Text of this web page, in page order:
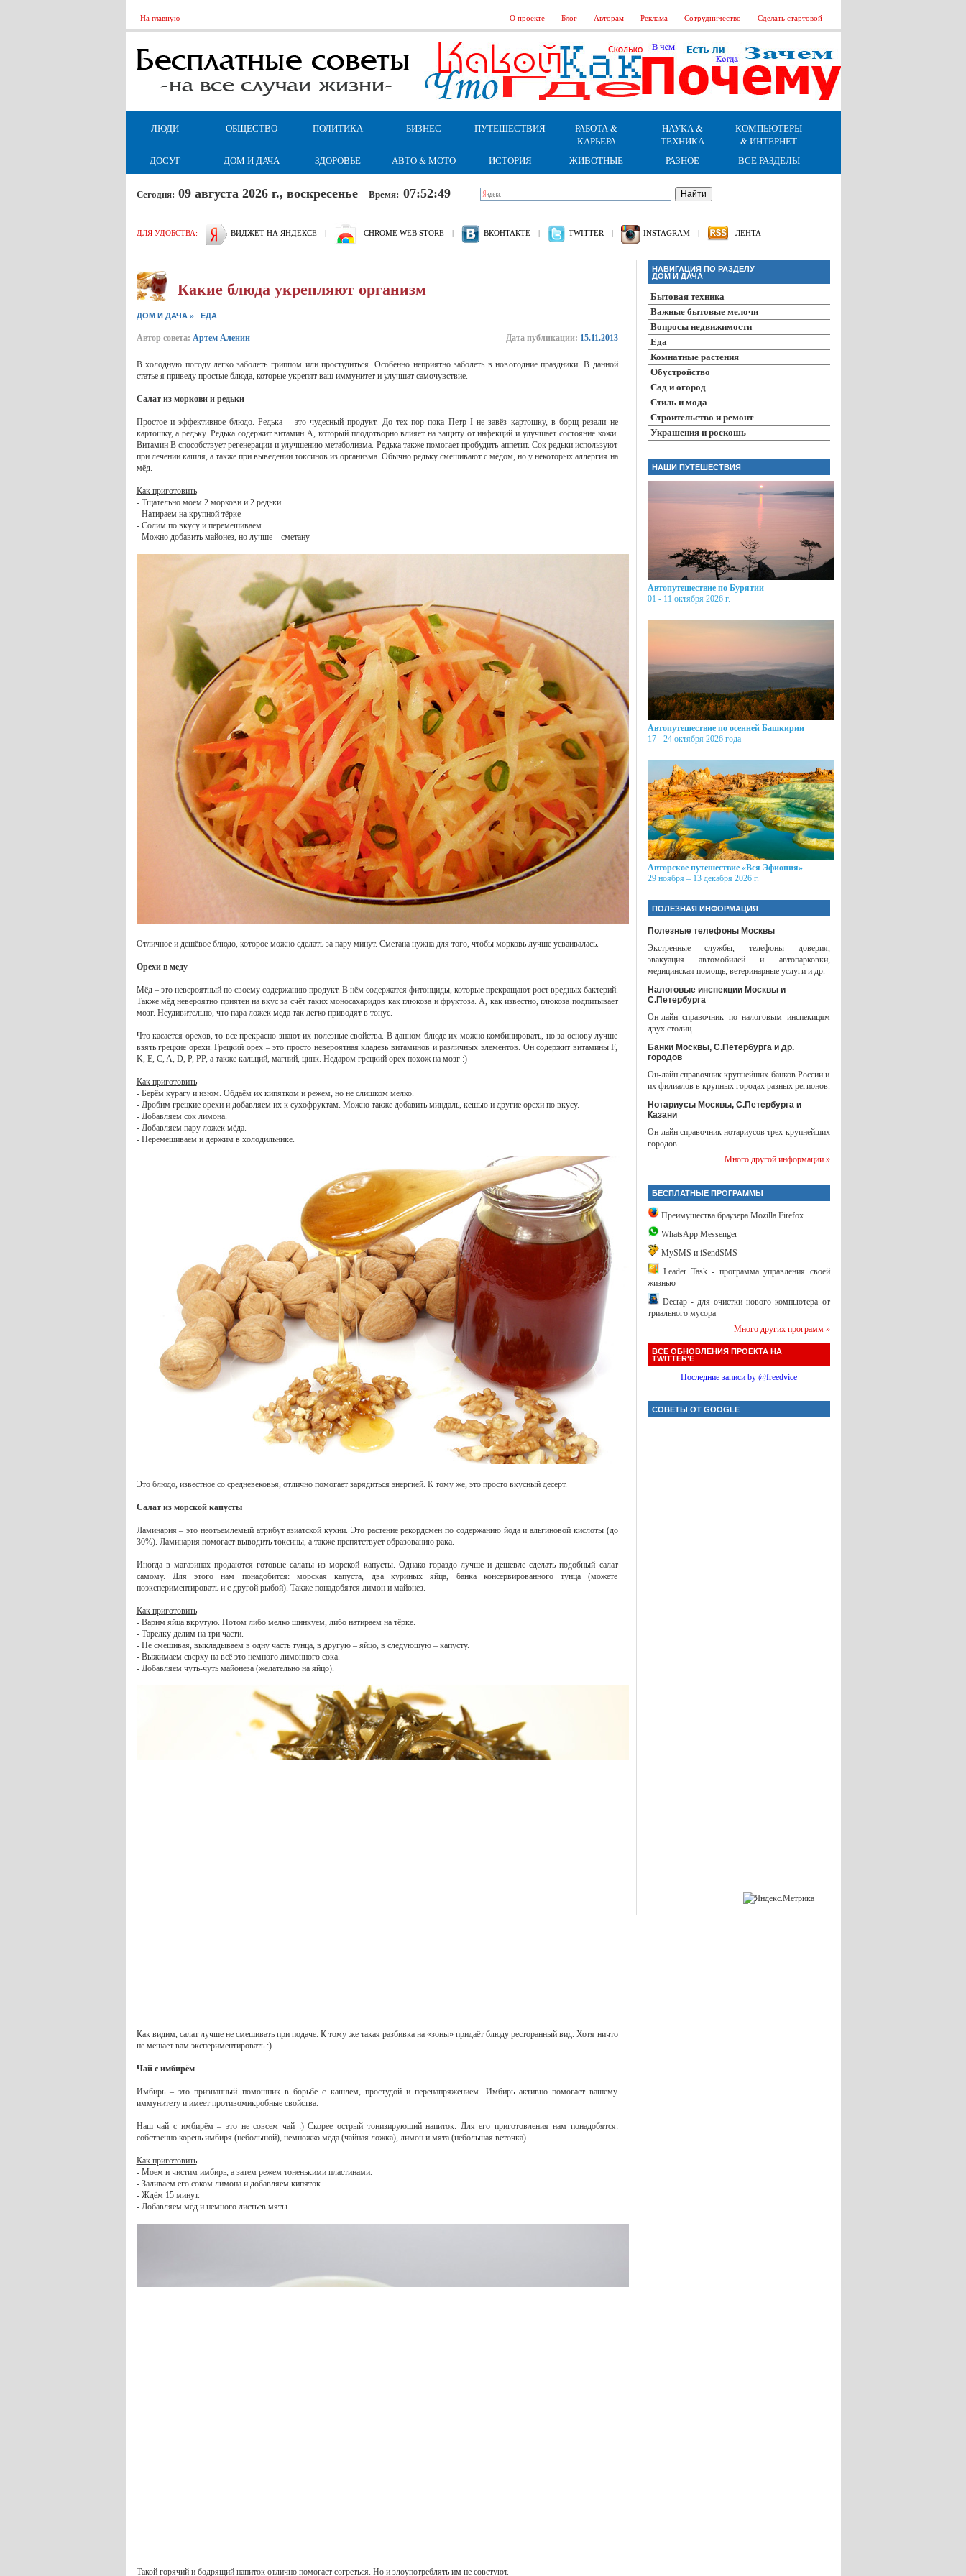
На главную О проекте Блог Авторам Реклама Сотрудничество Сделать стартовой
ЛЮДИ ОБЩЕСТВО ПОЛИТИКА БИЗНЕС ПУТЕШЕСТВИЯ
РАБОТА &
КАРЬЕРА
НАУКА &
ТЕХНИКА
КОМПЬЮТЕРЫ
& ИНТЕРНЕТ
ДОСУГ
ДОМ И ДАЧА ЗДОРОВЬЕ АВТО & МОТО ИСТОРИЯ ЖИВОТНЫЕ РАЗНОЕ ВСЕ РАЗДЕЛЫ
Сегодня: 09 августа 2026 г., воскресенье Время: 07:52:51
ДЛЯ УДОБСТВА: ВИДЖЕТ НА ЯНДЕКСЕ | CHROME WEB STORE | ВКОНТАКТЕ | TWITTER | INSTAGRAM | -ЛЕНТА
Какие блюда укрепляют организм
ДОМ И ДАЧА» ЕДА
Автор совета: Артем Аленин Дата публикации: 15.11.2013
В холодную погоду легко заболеть гриппом или простудиться. Особенно неприятно заболеть в новогодние праздники. В данной
статье я приведу простые блюда, которые укрепят ваш иммунитет и улучшат самочувствие.
Салат из моркови и редьки
Простое и эффективное блюдо. Редька – это чудесный продукт. До тех пор пока Петр I не завёз картошку, в борщ резали не
картошку, а редьку. Редька содержит витамин А, который плодотворно влияет на защиту от инфекций и улучшает состояние кожи.
Витамин В способствует регенерации и улучшению метаболизма. Редька также помогает пробудить аппетит. Сок редьки используют
при лечении кашля, а также при выведении токсинов из организма. Обычно редьку смешивают с мёдом, но у некоторых аллергия на
мёд.
Как приготовить
- Тщательно моем 2 моркови и 2 редьки
- Натираем на крупной тёрке
- Солим по вкусу и перемешиваем
- Можно добавить майонез, но лучше – сметану
Отличное и дешёвое блюдо, которое можно сделать за пару минут. Сметана нужна для того, чтобы морковь лучше усваивалась.
Орехи в меду
Мёд – это невероятный по своему содержанию продукт. В нём содержатся фитонциды, которые прекращают рост вредных бактерий.
Также мёд невероятно приятен на вкус за счёт таких моносахаридов как глюкоза и фруктоза. А, как известно, глюкоза подпитывает
мозг. Неудивительно, что пара ложек меда так легко приводят в тонус.
Что касается орехов, то все прекрасно знают их полезные свойства. В данном блюде их можно комбинировать, но за основу лучше
взять грецкие орехи. Грецкий орех – это просто невероятная кладезь витаминов и различных элементов. Он содержит витамины F,
K, E, C, A, D, P, PP, а также кальций, магний, цинк. Недаром грецкий орех похож на мозг :)
Как приготовить
- Берём курагу и изюм. Обдаём их кипятком и режем, но не слишком мелко.
- Дробим грецкие орехи и добавляем их к сухофруктам. Можно также добавить миндаль, кешью и другие орехи по вкусу.
- Добавляем сок лимона.
- Добавляем пару ложек мёда.
- Перемешиваем и держим в холодильнике.
Это блюдо, известное со средневековья, отлично помогает зарядиться энергией. К тому же, это просто вкусный десерт.
Салат из морской капусты
Ламинария – это неотъемлемый атрибут азиатской кухни. Это растение рекордсмен по содержанию йода и альгиновой кислоты (до
30%). Ламинария помогает выводить токсины, а также препятствует образованию рака.
Иногда в магазинах продаются готовые салаты из морской капусты. Однако гораздо лучше и дешевле сделать подобный салат
самому. Для этого нам понадобится: морская капуста, два куриных яйца, банка консервированного тунца (можете
поэкспериментировать и с другой рыбой). Также понадобятся лимон и майонез.
Как приготовить
- Варим яйца вкрутую. Потом либо мелко шинкуем, либо натираем на тёрке.
- Тарелку делим на три части.
- Не смешивая, выкладываем в одну часть тунца, в другую – яйцо, в следующую – капусту.
- Выжимаем сверху на всё это немного лимонного сока.
- Добавляем чуть-чуть майонеза (желательно на яйцо).
Как видим, салат лучше не смешивать при подаче. К тому же такая разбивка на «зоны» придаёт блюду ресторанный вид. Хотя ничто
не мешает вам экспериментировать :)
Чай с имбирём
Имбирь – это признанный помощник в борьбе с кашлем, простудой и перенапряжением. Имбирь активно помогает вашему
иммунитету и имеет противомикробные свойства.
Наш чай с имбирём – это не совсем чай :) Скорее острый тонизирующий напиток. Для его приготовления нам понадобятся:
собственно корень имбиря (небольшой), немножко мёда (чайная ложка), лимон и мята (небольшая веточка).
Как приготовить
- Моем и чистим имбирь, а затем режем тоненькими пластинами.
- Заливаем его соком лимона и добавляем кипяток.
- Ждём 15 минут.
- Добавляем мёд и немного листьев мяты.
Такой горячий и бодрящий напиток отлично помогает согреться. Но и злоупотреблять им не советуют.
НАВИГАЦИЯ ПО РАЗДЕЛУ
ДОМ И ДАЧА
Бытовая техника
Важные бытовые мелочи
Вопросы недвижимости
Еда
Комнатные растения
Обустройство
Сад и огород
Стиль и мода
Строительство и ремонт
Украшения и роскошь
НАШИ ПУТЕШЕСТВИЯ
Автопутешествие по Бурятии
01 - 11 октября 2026 г.
Автопутешествие по осенней Башкирии
17 - 24 октября 2026 года
Авторское путешествие «Вся Эфиопия»
29 ноября – 13 декабря 2026 г.
ПОЛЕЗНАЯ ИНФОРМАЦИЯ
Полезные телефоны Москвы
Экстренные службы, телефоны доверия,
эвакуация автомобилей и автопарковки,
медицинская помощь, ветеринарные услуги и др.
Налоговые инспекции Москвы и
С.Петербурга
Он-лайн справочник по налоговым инспекицям
двух столиц
Банки Москвы, С.Петербурга и др.
городов
Он-лайн справочник крупнейших банков России и
их филиалов в крупных городах разных регионов.
Нотариусы Москвы, С.Петербурга и
Казани
Он-лайн справочник нотариусов трех крупнейших
городов
Много другой информации »
БЕСПЛАТНЫЕ ПРОГРАММЫ
Преимущества браузера Mozilla Firefox
WhatsApp Messenger
MySMS и iSendSMS
Leader Task - программа управления своей
жизнью
Decrap - для очистки нового компьютера от
триального мусора
Много других программ »
ВСЕ ОБНОВЛЕНИЯ ПРОЕКТА НА
TWITTER'Е
Последние записи by @freedvice
СОВЕТЫ ОТ GOOGLE